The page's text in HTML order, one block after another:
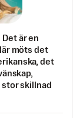
är en
möts det
det
stor skillnad